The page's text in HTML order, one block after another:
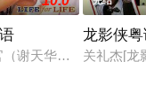
）是武当派弟子，在
（谢天华饰）因不满
龙影侠
关礼杰[龙